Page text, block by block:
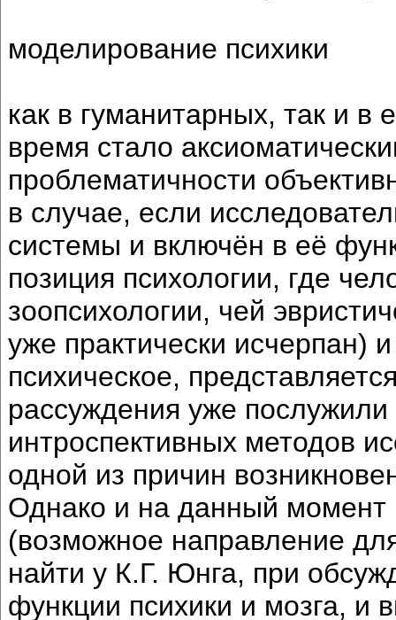
моделирование психики
как в гуманитарных, так и в
время стало
проблематичности
в случае, если
системы и включён в её
позиция психологии, где
зоопсихологии, чей
уже практически исчерпан)
психическое,
рассуждения уже
интроспективных методов
одной из причин
Однако и на данный момент
(возможное направление
найти у К.Г. Юнга, при
функции психики и мозга, и